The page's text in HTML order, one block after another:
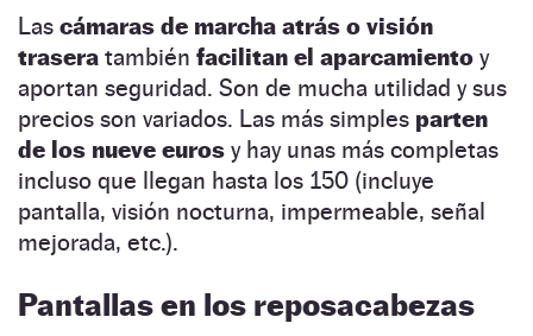
Las cámaras de marcha atrás o visión
trasera también facilitan el aparcamiento y
aportan seguridad. Son de mucha utilidad y sus
precios son variados. Las más simples parten
de los nueve euros y hay unas más completas
incluso que llegan hasta los 150 (incluye
pantalla, visión nocturna, impermeable, señal
mejorada, etc.).
Pantallas en los reposacabezas